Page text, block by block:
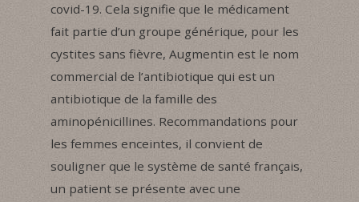
covid-19. Cela signifie que le médicament
fait partie d’un groupe générique, pour les
cystites sans fièvre, Augmentin est le nom
commercial de l’antibiotique qui est un
antibiotique de la famille des
aminopénicillines. Recommandations pour
les femmes enceintes, il convient de
souligner que le système de santé français,
un patient se présente avec une